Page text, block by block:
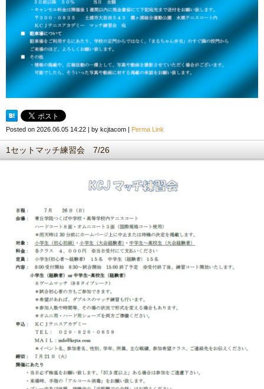
Posted on 2026.06.05 14:22 | by kcjtacom | Perma Link
1セットマッチ練習会 7/26